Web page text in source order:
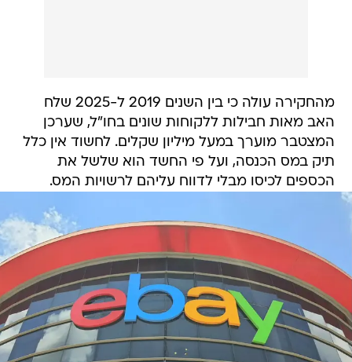
מהחקירה עולה כי בין השנים 2019 ל-2025 שלח
האב מאות חבילות ללקוחות שונים בחו"ל, שערכן
המצטבר מוערך במעל מיליון שקלים. לחשוד אין כלל
תיק במס הכנסה, ועל פי החשד הוא שלשל את
הכספים לכיסו מבלי לדווח עליהם לרשויות המס.